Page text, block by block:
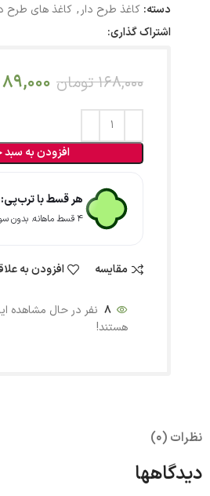
دسته: کاغذ طرح دار , کاغذ های طرح
اشتراک گذاری:
168,000 تومان 89,000
افزودن به سبد
هر قسط با ترب‌پی:
۴ قسط ماهانه. بدون سود، چک و ضامن.
مقایسه افزودن به
8 نفر در حال مشاهده
هستند!
نظرات (0)
دیدگاهها